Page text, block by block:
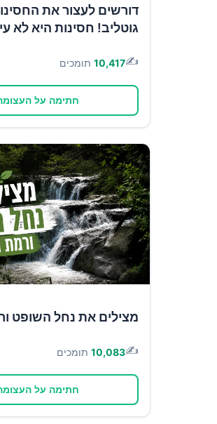
דורשים לעצור את
גוטליב! חסינות היא לא
✍️
10,417 תומכים
חתימה על
מצילים את נחל השופט
✍️
10,083 תומכים
חתימה על